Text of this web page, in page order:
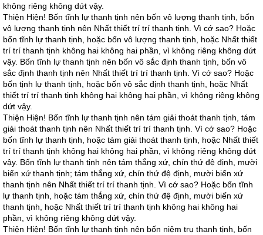
không riêng không dứt vậy.
Thiện Hiện! Bốn tĩnh lự thanh tịnh nên bốn vô lượng thanh tịnh, bốn
vô lượng thanh tịnh nên Nhất thiết trí trí thanh tịnh. Vì cớ sao? Hoặc
bốn tĩnh lự thanh tịnh, hoặc bốn vô lượng thanh tịnh, hoặc Nhất thiết
trí trí thanh tịnh không hai không hai phần, vì không riêng không dứt
vậy. Bốn tĩnh lự thanh tịnh nên bốn vô sắc định thanh tịnh, bốn vô
sắc định thanh tịnh nên Nhất thiết trí trí thanh tịnh. Vì cớ sao? Hoặc
bốn tịnh lự thanh tịnh, hoặc bốn vô sắc định thanh tịnh, hoặc Nhất
thiết trí trí thanh tịnh không hai không hai phần, vì không riêng không
dứt vậy.
Thiện Hiện! Bốn tĩnh lự thanh tịnh nên tám giải thoát thanh tịnh, tám
giải thoát thanh tịnh nên Nhất thiết trí trí thanh tịnh. Vì cớ sao? Hoặc
bốn tĩnh lự thanh tịnh, hoặc tám giải thoát thanh tịnh, hoặc Nhất thiết
trí trí thanh tịnh không hai không hai phần, vì không riêng không dứt
vậy. Bốn tĩnh lự thanh tịnh nên tám thắng xứ, chín thứ đệ định, mười
biến xứ thanh tịnh; tám thắng xứ, chín thứ đệ định, mười biến xứ
thanh tịnh nên Nhất thiết trí trí thanh tịnh. Vì cớ sao? Hoặc bốn tĩnh
lự thanh tịnh, hoặc tám thắng xứ, chín thứ đệ định, mười biến xứ
thanh tịnh, hoặc Nhất thiết trí trí thanh tịnh không hai không hai
phần, vì không riêng không dứt vậy.
Thiện Hiện! Bốn tĩnh lự thanh tịnh nên bốn niệm trụ thanh tịnh, bốn